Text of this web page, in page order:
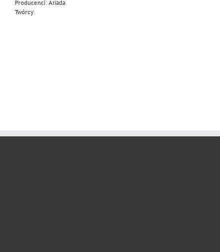
Producenci:Ariada
Twórcy: